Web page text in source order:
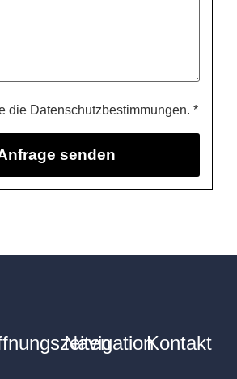
die Datenschutzbestimmungen. *
NavigationKontakt